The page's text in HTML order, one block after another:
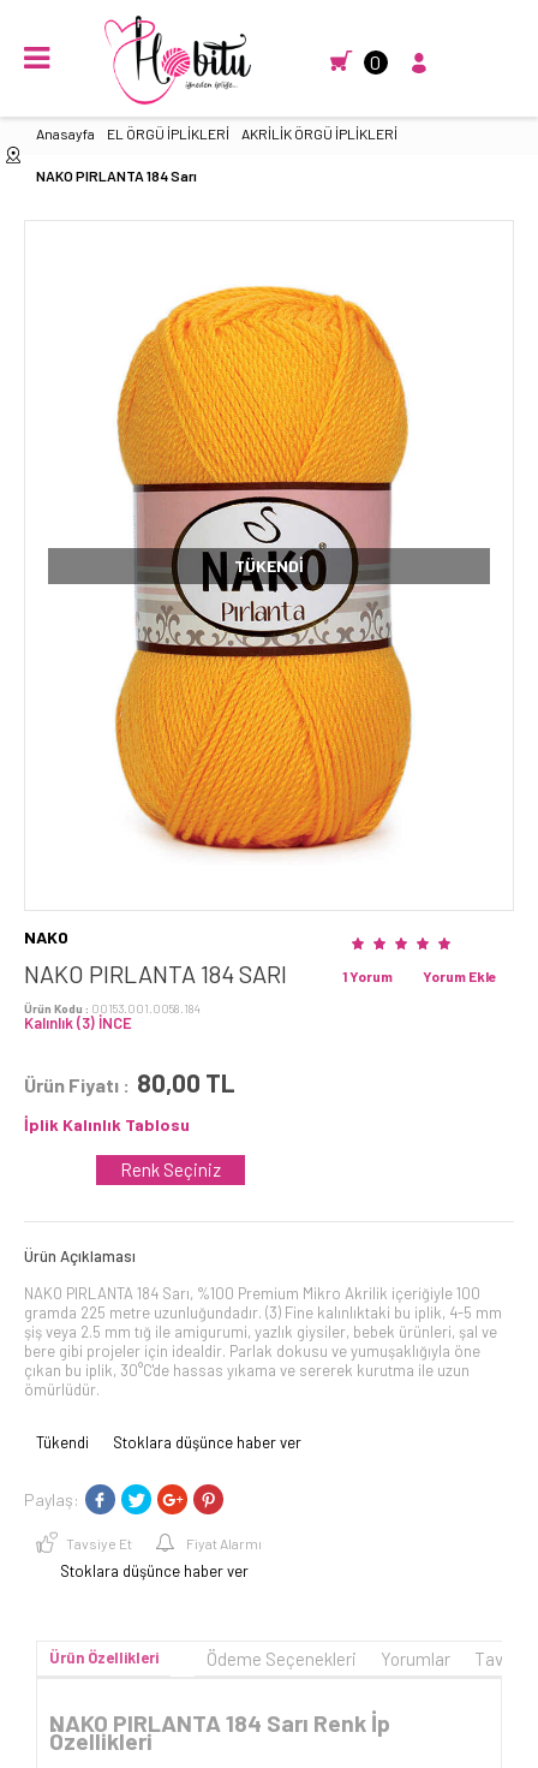
0
Anasayfa EL ÖRGÜ İPLİKLERİ AKRİLİK ÖRGÜ İPLİKLERİ
NAKO PIRLANTA 184 Sarı
TÜKENDI
NAKO
NAKO PIRLANTA 184 SARI
Ürün Kodu : 00153.001.0058.184
Kalınlık (3) İNCE
Yorum Ekle
1 Yorum
Ürün Fiyatı : 80,00 TL
İplik Kalınlık Tablosu
Renk Seçiniz
Ürün Açıklaması
NAKO PIRLANTA 184 Sarı, %100 Premium Mikro Akrilik içeriğiyle 100
gramda 225 metre uzunluğundadır. (3) Fine kalınlıktaki bu iplik, 4-5 mm
şiş veya 2.5 mm tığ ile amigurumi, yazlık giysiler, bebek ürünleri, şal ve
bere gibi projeler için idealdir. Parlak dokusu ve yumuşaklığıyla öne
çıkan bu iplik, 30°C'de hassas yıkama ve sererek kurutma ile uzun
ömürlüdür.
Tükendi Stoklara düşünce haber ver
Paylaş:
Tavsiye Et Fiyat Alarmı
Stoklara düşünce haber ver
Ürün Özellikleri Ödeme Seçenekleri Yorumlar
NAKO PIRLANTA 184 Sarı Renk İp
Özellikleri